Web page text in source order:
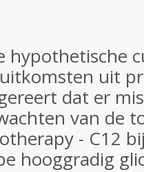
hypothetische
uit
dat er
van de
- C12
hooggradig